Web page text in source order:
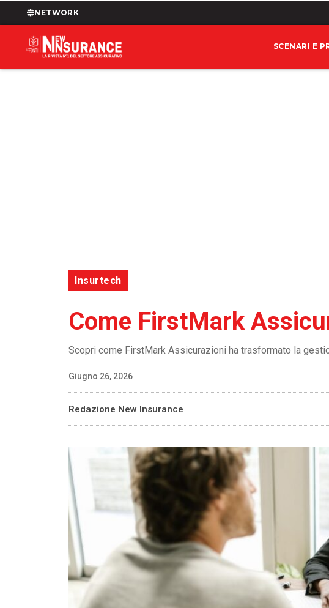
NETWORK
SCENARI E
Insurtech
Come FirstMark
Scopri come FirstMark Assicurazioni ha trasformato la
Giugno 26, 2026
Redazione New Insurance